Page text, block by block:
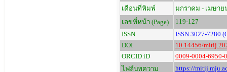
เดือนที่พิมพ์
มกราคม - เมษาย
เลขที่หน้า (Page)
119-127
ISSN
ISSN 3027-7280
DOI
10.14456/
ORCID iD
0009-0004-6950-
ไฟล์บทความ
https://